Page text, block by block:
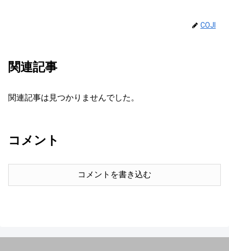
COJI
関連記事
関連記事は見つかりませんでした。
コメント
コメントを書き込む